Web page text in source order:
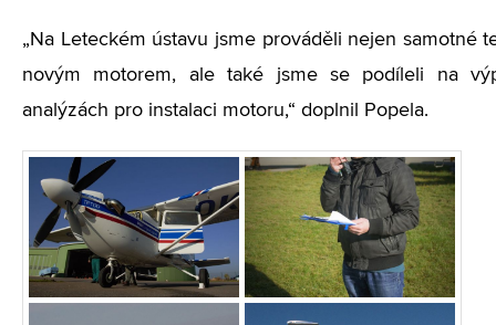
„Na Leteckém ústavu jsme prováděli nejen samotné
novým motorem, ale také jsme se podíleli na
analýzách pro instalaci motoru,“ doplnil Popela.